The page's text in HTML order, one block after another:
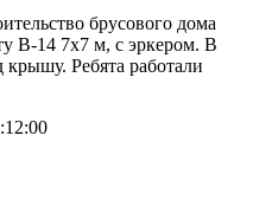
брусового дома
В-14 7х7 м, с эркером. В
крышу. Ребята работали